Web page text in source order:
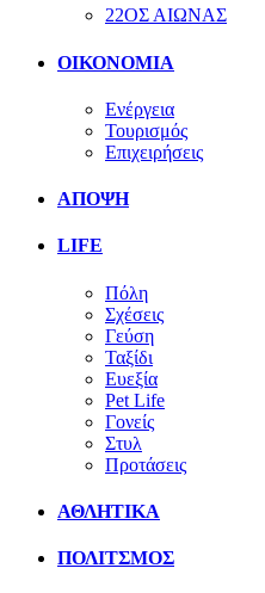
22ΟΣ ΑΙΩΝΑΣ
ΟΙΚΟΝΟΜΙΑ
Ενέργεια
Τουρισμός
Επιχειρήσεις
ΑΠΟΨΗ
LIFE
Πόλη
Σχέσεις
Γεύση
Ταξίδι
Ευεξία
Pet Life
Γονείς
Στυλ
Προτάσεις
ΑΘΛΗΤΙΚΑ
ΠΟΛΙΤΣΜΟΣ